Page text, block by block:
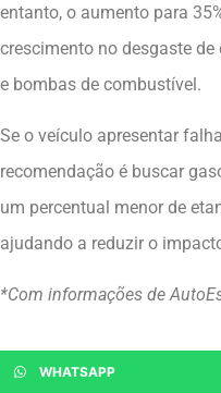
entanto, o aumento para
crescimento no desgaste
e bombas de combustível.
Se o veículo apresentar
recomendação é buscar
um percentual menor de
ajudando a reduzir o
*Com informações de
WHATSAPP